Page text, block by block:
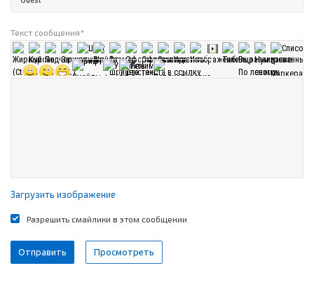
Текст сообщения*
Загрузить изображение
Разрешить смайлики в этом сообщении